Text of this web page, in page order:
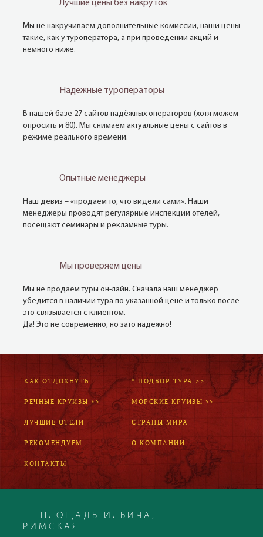
Лучшие цены без накруток
Мы не накручиваем дополнительные комиссии, наши цены
такие, как у туроператора, а при проведении акций и
немного ниже.
Надежные туроператоры
В нашей базе 27 сайтов надёжных операторов (хотя можем
опросить и 80). Мы снимаем актуальные цены с сайтов в
режиме реального времени.
Опытные менеджеры
Наш девиз – «продаём то, что видели сами». Наши
менеджеры проводят регулярные инспекции отелей,
посещают семинары и рекламные туры.
Мы проверяем цены
Мы не продаём туры он-лайн. Сначала наш менеджер
убедится в наличии тура по указанной цене и только после
это связывается с клиентом.
Да! Это не современно, но зато надёжно!
КАК ОТДОХНУТЬ * ПОДБОР ТУРА >>
РЕЧНЫЕ КРУИЗЫ >> МОРСКИЕ КРУИЗЫ >>
ЛУЧШИЕ ОТЕЛИ СТРАНЫ МИРА
РЕКОМЕНДУЕМ О КОМПАНИИ
КОНТАКТЫ
ПЛОЩАДЬ ИЛЬИЧА,
РИМСКАЯ